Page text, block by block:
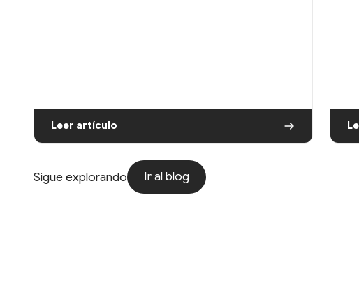
Leer artículo
Sigue explorando Ir al blog